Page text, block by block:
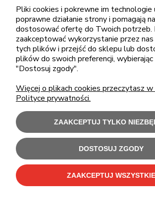
sklep@cebit.pl
ZAKUPY
MOJE KONTO
Użytkowanie sklepu oznacza zgodę na
Szczegółowe informacje wPolityce
C-Bit Bis OnLine - tanie laptopy poleasingowe i
Pliki cookies i pokrewne im technologie
poprawne działanie strony i pomagają
dostosować ofertę do Twoich potrzeb.
zaakceptować wykorzystanie przez
tych plików i przejść do sklepu lub
plików do swoich preferencji, wybierając
"Dostosuj zgody".
Więcej o plikach cookies przeczytasz w
Polityce prywatności.
ZAAKCEPTUJ TYLKO
DOSTOSUJ ZGODY
ZAAKCEPTUJ WSZYSTKIE